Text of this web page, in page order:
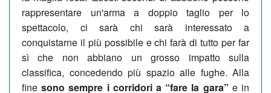
rappresentare un'arma a doppio taglio per lo
spettacolo, ci sarà chi sarà interessato a
conquistarne il più possibile e chi farà di tutto per far
sì che non abbiano un grosso impatto sulla
classifica, concedendo più spazio alle fughe. Alla
finesono sempre i corridori a “fare la gara” e in